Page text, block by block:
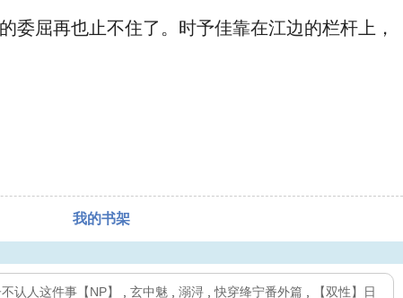
屈再也止不住了。时予佳靠在江边的栏杆上，
我的书架
认人这件事【NP】 玄中魅 溺浔 ,快穿绛宁番外篇 【双性】日